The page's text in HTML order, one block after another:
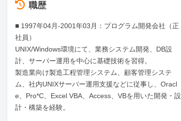
職歴
■ 1997年04月-2001年03月：プログラム開発会社（正
社員）
UNIX/Windows環境にて、業務システム開発、DB設
計、サーバー運用を中心に基礎技術を習得。
製造業向け製造工程管理システム、顧客管理システ
ム、社内UNIXサーバー運用支援などに従事し、Oracl
e、Pro*C、Excel VBA、Access、VBを用いた開発・設
計・構築を経験。